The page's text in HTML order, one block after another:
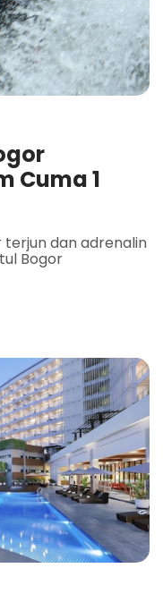
Cuma 1
terjun dan adrenalin
Bogor